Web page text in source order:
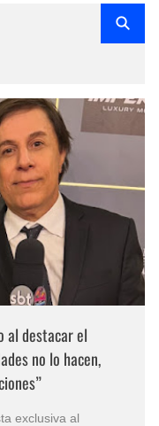
al destacar el
no lo hacen,
exclusiva al